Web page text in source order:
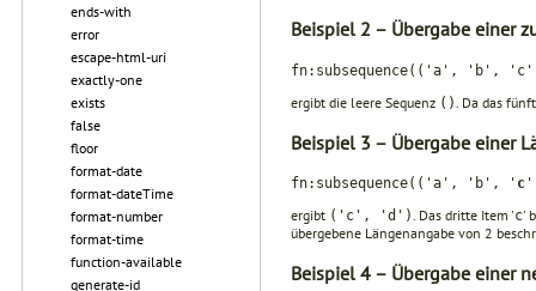
ends-with
error
escape-html-uri
exactly-one
exists
false
floor
format-date
format-dateTime
format-number
format-time
function-available
generate-id
Beispiel 2 – Übergabe einer
fn:subsequence(('a', 'b',
ergibt die leere Sequenz () . Da das
Beispiel 3 – Übergabe einer
fn:subsequence(('a', 'b', ' c
ergibt ('c', 'd') . Das dritte Item 'c'
überge­bene Längenangabe von 2
Beispiel 4 – Übergabe einer